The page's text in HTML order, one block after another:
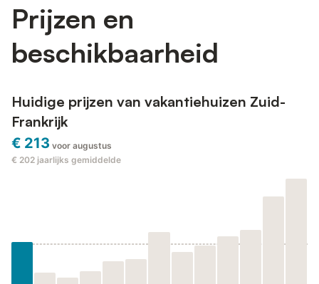
Prijzen en
beschikbaarheid
Huidige prijzen van vakantiehuizen Zuid-
Frankrijk
€ 213 voor augustus
€ 202 jaarlijks gemiddelde